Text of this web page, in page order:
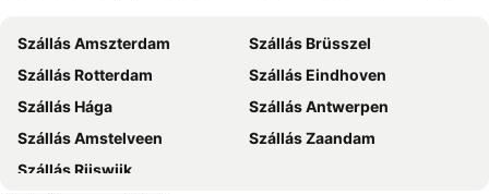
Szállás Amszterdam
Szállás Brüsszel
Szállás Rotterdam
Szállás Eindhoven
Szállás Hága
Szállás Antwerpen
Szállás Amstelveen
Szállás Zaandam
Szállás Rijswijk